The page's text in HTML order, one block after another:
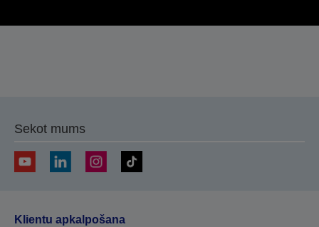
Sekot mums
Klientu apkalpošana